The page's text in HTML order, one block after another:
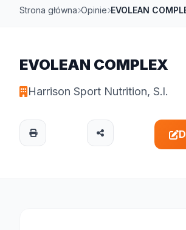
Strona główna Opinie EVOLEAN
EVOLEAN COMPLEX
Harrison Sport Nutrition, S.l.